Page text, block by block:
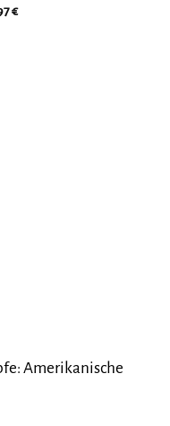
€
Amerikanische